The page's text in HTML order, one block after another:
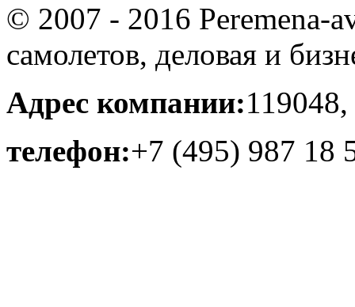
© 2007 - 2016 Peremena-
самолетов, деловая и
Адрес компании:
телефон:+7 (495) 987 18